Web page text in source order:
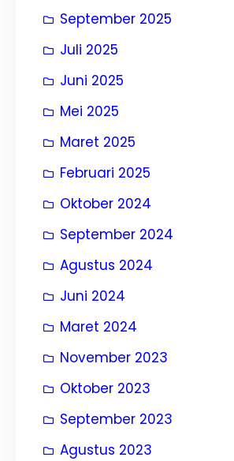
September 2025
Juli 2025
Juni 2025
Mei 2025
Maret 2025
Februari 2025
Oktober 2024
September 2024
Agustus 2024
Juni 2024
Maret 2024
November 2023
Oktober 2023
September 2023
Agustus 2023